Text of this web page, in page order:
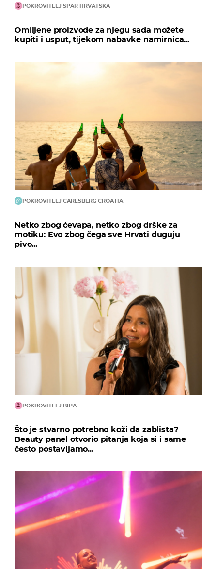
POKROVITELJ SPAR HRVATSKA
Omiljene proizvode za njegu sada možete
kupiti i usput, tijekom nabavke namirnica...
POKROVITELJ CARLSBERG CROATIA
Netko zbog ćevapa, netko zbog drške za
motiku: Evo zbog čega sve Hrvati duguju
pivo...
POKROVITELJ BIPA
Što je stvarno potrebno koži da zablista?
Beauty panel otvorio pitanja koja si i same
često postavljamo...